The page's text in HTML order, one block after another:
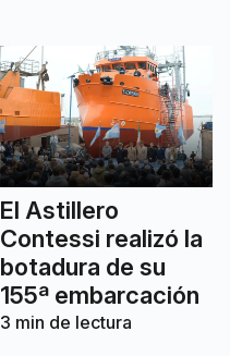
El Astillero
Contessi realizó la
botadura de su
155ª embarcación
3 min de lectura